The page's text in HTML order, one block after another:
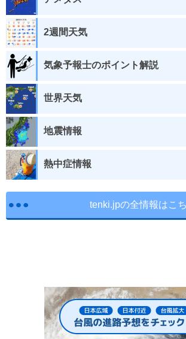
2週間天気
気象予報士のポイント解説
世界天気
地震情報
熱中症情報
tenki.jpの全情報はこ